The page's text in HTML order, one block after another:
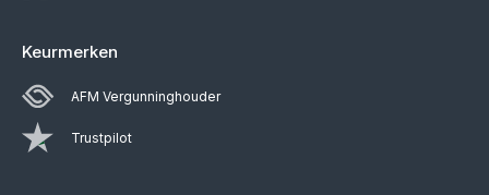
Keurmerken
AFM Vergunninghouder
Trustpilot